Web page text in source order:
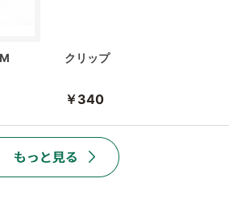
クリップ
￥340